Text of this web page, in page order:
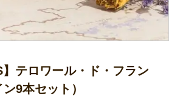
】テロワール・ド・フラン
9本セット）